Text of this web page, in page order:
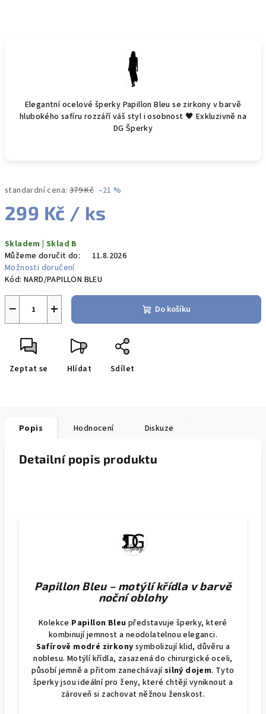
Elegantní ocelové šperky Papillon Bleu se zirkony v barvě
hlubokého safíru rozzáří váš styl i osobnost 🖤 Exkluzivně na
DG Šperky
standardní cena: 379 Kč –21 %
299 Kč / ks
cena:
Skladem | Sklad B
Můžeme doručit do:
11.8.2026
Možnosti doručení
Kód: NARD/PAPILLON BLEU
+
− Do košíku
Zeptat se Hlídat Sdílet
Popis Hodnocení Diskuze
Detailní popis produktu
Papillon Bleu – motýlí křídla v barvě
noční oblohy
Kolekce Papillon Bleu představuje šperky, které
kombinují jemnost a neodolatelnou eleganci.
Safírově modré zirkony symbolizují klid, důvěru a
noblesu. Motýlí křídla, zasazená do chirurgické oceli,
působí jemně a přitom zanechávajísilný dojem. Tyto
šperky jsou ideální pro ženy, které chtějí vyniknout a
zároveň si zachovat něžnou ženskost.